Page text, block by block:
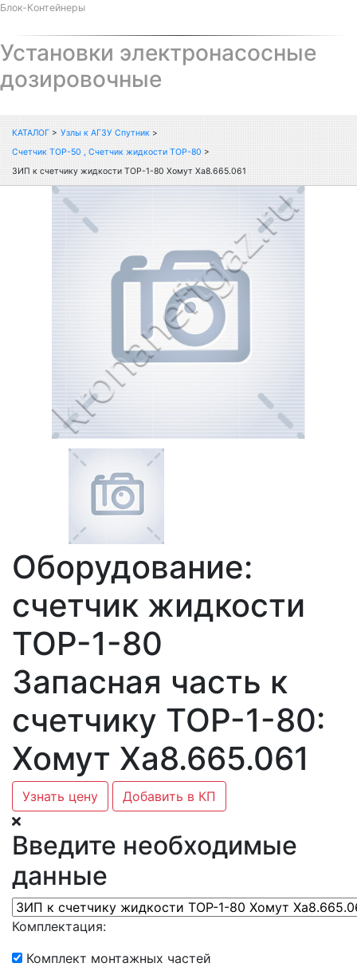
Блок-Контейнеры
Установки электронасосные
дозировочные
КАТАЛОГ > Узлы к АГЗУ Спутник >
Счетчик ТОР-50 , Счетчик жидкости ТОР-80 >
ЗИП к счетчику жидкости ТОР-1-80 Хомут Ха8.665.061
Оборудование:
счетчик жидкости
ТОР-1-80
Запасная часть к
счетчику ТОР-1-80:
Хомут Ха8.665.061
Узнать цену Добавить в КП
Введите необходимые
данные
Комплектация:
Комплект монтажных частей